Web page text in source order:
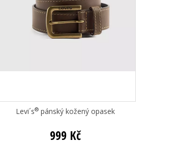
Levi´s®pánský kožený opasek
999 Kč